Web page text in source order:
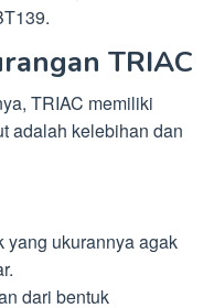
TRIAC
TRIAC memiliki
adalah kelebihan dan
yang ukurannya agak
dari bentuk